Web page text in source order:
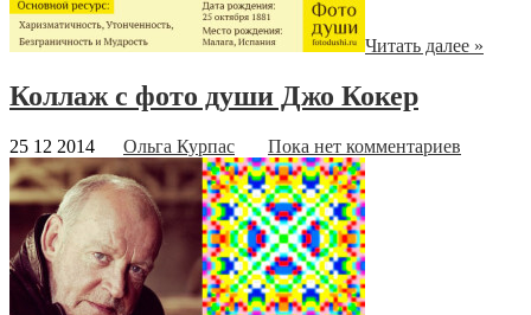
Читать далее »
Коллаж с фото души Джо Кокер
25 12 2014 Ольга Курпас Пока нет комментариев